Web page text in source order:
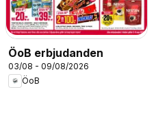
ÖoB erbjudanden
03/08 - 09/08/2026
ÖoB